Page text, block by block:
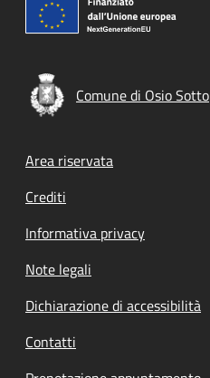
Comune di Osio Sotto
Footer menu
Area riservata
Crediti
Informativa privacy
Note legali
Dichiarazione di accessibilità
Contatti